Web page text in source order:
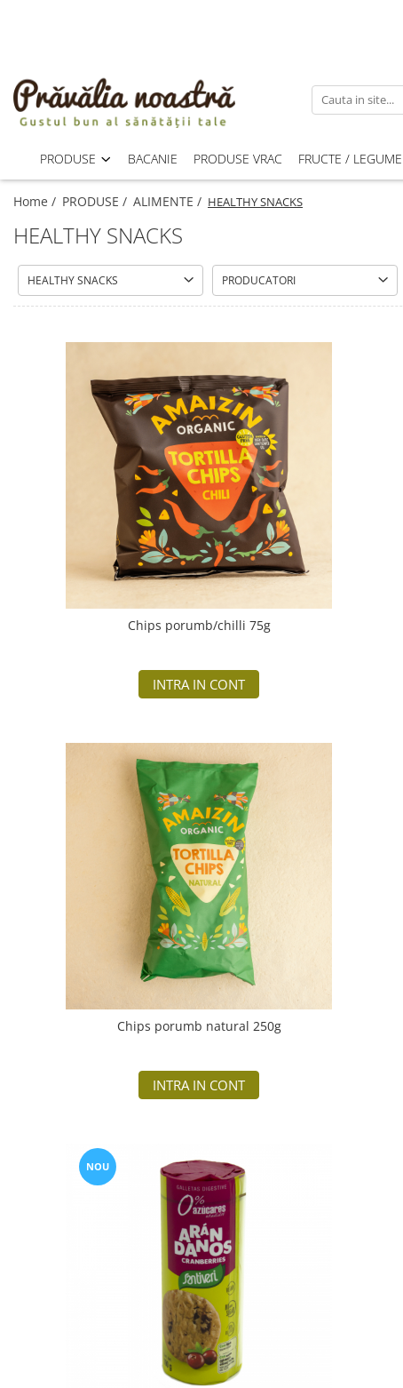
NOUTĂȚI
ALIMENTE
ULEIURI ȘI UNTURI
NUCI ȘI SEMINȚE
ÎNDULCITORI NATURALI / MIERE
FRUCTE LA CONSERVĂ
OȚETURI ȘI SOSURI
SOSURI
OREZ ȘI CEREALE
CREME ȘI PASTE TARTINABILE
CEAIURI GRECEȘTI
CIOCOLATĂ ȘI CACAO
HEALTHY SNACKS
PRODUSE ECO / ORGANICE
PRODUSE BACANIE PRODUSE VRAC FRUCTE /
Home / PRODUSE / ALIMENTE / HEALTHY SNACKS
HEALTHY SNACKS
HEALTHY SNACKS PRODUCATORI
Chips porumb/chilli 75g
INTRA IN CONT
Chips porumb natural 250g
INTRA IN CONT
NOU